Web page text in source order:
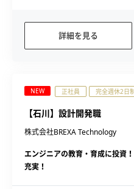
詳細を見る
NEW 正社員 完全週休2日制
【石川】設計開発職
株式会社BREXA Technology
エンジニアの教育・育成に投資
充実！